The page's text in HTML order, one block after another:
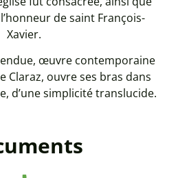
de saint François-
Xavier.
œuvre contemporaine
Claraz, ouvre ses bras dans
d’une simplicité translucide.